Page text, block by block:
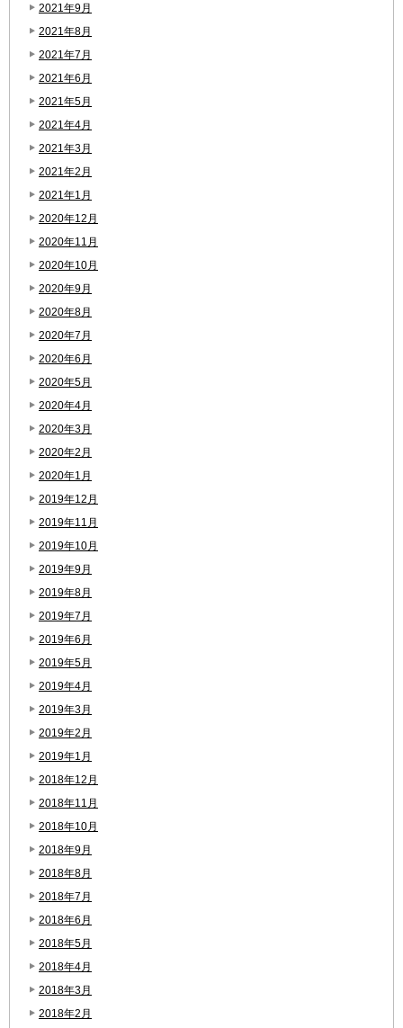
2021年9月
2021年8月
2021年7月
2021年6月
2021年5月
2021年4月
2021年3月
2021年2月
2021年1月
2020年12月
2020年11月
2020年10月
2020年9月
2020年8月
2020年7月
2020年6月
2020年5月
2020年4月
2020年3月
2020年2月
2020年1月
2019年12月
2019年11月
2019年10月
2019年9月
2019年8月
2019年7月
2019年6月
2019年5月
2019年4月
2019年3月
2019年2月
2019年1月
2018年12月
2018年11月
2018年10月
2018年9月
2018年8月
2018年7月
2018年6月
2018年5月
2018年4月
2018年3月
2018年2月